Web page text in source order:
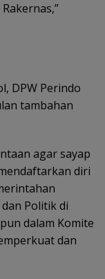
DPW Perindo
tambahan
agar sayap
diri
Politik di
dalam Komite
dan